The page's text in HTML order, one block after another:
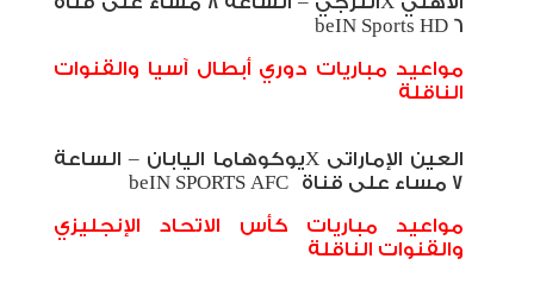
beIN Sports HD 6
مواعيد مباريات دوري أبطال آسيا والقنوات
الناقلة
العين الإماراتى Xيوكوهاما اليابان – الساعة
7 مساء على قناة
beIN SPORTS AFC
مواعيد مباريات كأس الاتحاد الإنجليزي
والقنوات الناقلة